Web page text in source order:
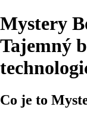
Mystery
Tajemný
Co je to